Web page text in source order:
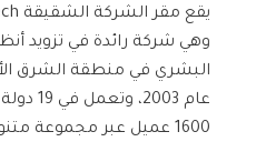
وهي شركة رائدة في تزويد
البشري في منطقة الشرق
عام
1600 عميل عبر مجموعة متنوعة من القطاعات.